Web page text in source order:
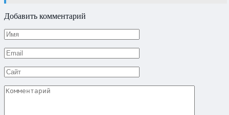
Добавить комментарий
Имя
*
Email
*
Сайт
Комментарий